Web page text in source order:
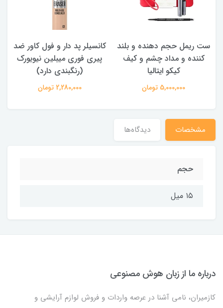
ست ریمل حجم دهنده و بلند
کننده و مداد چشم و کیف
کیکو ایتالیا
5,000,000 تومان
کانسیلر پد دار و فول کاور ضد
پیری فوری میبلین نیویورک
(رنگبندی دارد)
2,280,000 تومان
مشخصات دیدگاه‌ها
حجم‌
۱۵ میل
درباره ما از زبان هوش مصنوعی
کازمیران، نامی آشنا در عرصه واردات و فروش لوازم آرایشی و